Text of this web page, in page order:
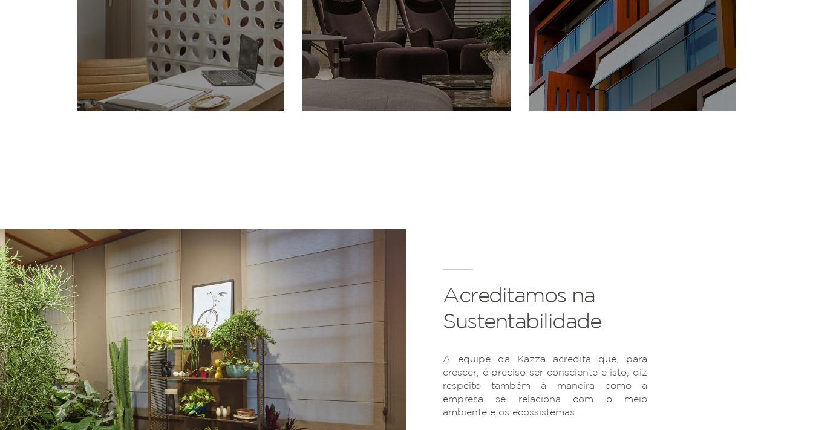
Acreditamos na
Sustentabilidade
A equipe da Kazza acredita que, para
crescer, é preciso ser consciente e isto, diz
respeito também à maneira como a
empresa se relaciona com o meio
ambiente e os ecossistemas.